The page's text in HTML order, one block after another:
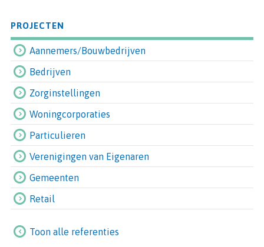
PROJECTEN
Aannemers/Bouwbedrijven
Bedrijven
Zorginstellingen
Woningcorporaties
Particulieren
Verenigingen van Eigenaren
Gemeenten
Retail
Toon alle referenties